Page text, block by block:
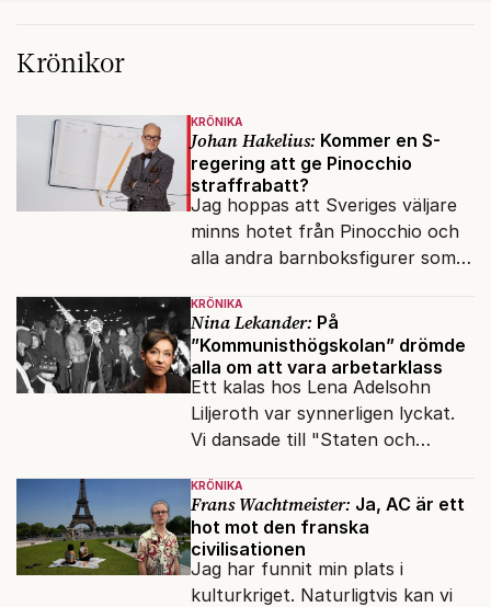
Krönikor
KRÖNIKA
Johan Hakelius: Kommer en S-
regering att ge Pinocchio
straffrabatt?
Jag hoppas att Sveriges väljare
minns hotet från Pinocchio och
alla andra barnboksfigurer som
upphovsrätt.
KRÖNIKA
Nina Lekander: På
”Kommunisthögskolan” drömde
alla om att vara arbetarklass
Ett kalas hos Lena Adelsohn
Liljeroth var synnerligen lyckat.
Vi dansade till "Staten och
KRÖNIKA
Frans Wachtmeister: Ja, AC är ett
hot mot den franska
civilisationen
Jag har funnit min plats i
kulturkriget. Naturligtvis kan vi